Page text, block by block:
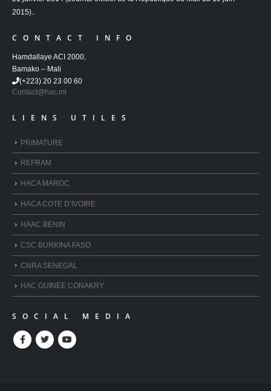
2015)..
CONTACT INFO
Hamdallaye ACI 2000,
Bamako – Mali
(+223) 20 23 00 60
Contact@hac.ml
LIENS UTILES
PRIMATURE
REFRAM
HACA MAROC
HACA COTE D’IVOIRE
HAAC BENIN
CSC BURKINA FASO
CNRA SENEGAL
HAC GUINEE CONAKRY
SOCIAL MEDIA